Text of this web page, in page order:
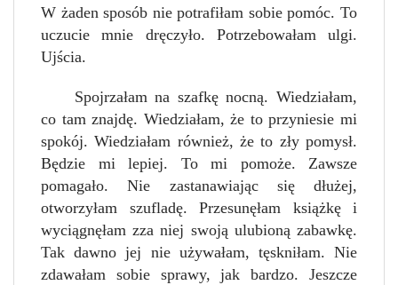
W żaden sposób nie potrafiłam sobie pomóc. To
uczucie mnie dręczyło. Potrzebowałam ulgi.
Ujścia.
Spojrzałam na szafkę nocną. Wiedziałam,
co tam znajdę. Wiedziałam, że to przyniesie mi
spokój. Wiedziałam również, że to zły pomysł.
Będzie mi lepiej. To mi pomoże. Zawsze
pomagało. Nie zastanawiając się dłużej,
otworzyłam szufladę. Przesunęłam książkę i
wyciągnęłam zza niej swoją ulubioną zabawkę.
Tak dawno jej nie używałam, tęskniłam. Nie
zdawałam sobie sprawy, jak bardzo. Jeszcze